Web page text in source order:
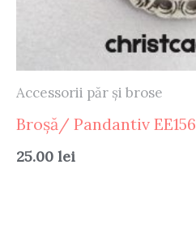
Accessorii păr și brose
Broșă/ Pandantiv EE156
25.00 lei